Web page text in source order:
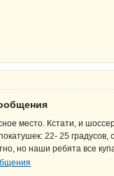
место. Кстати, и
22- 25
но наши ребята все